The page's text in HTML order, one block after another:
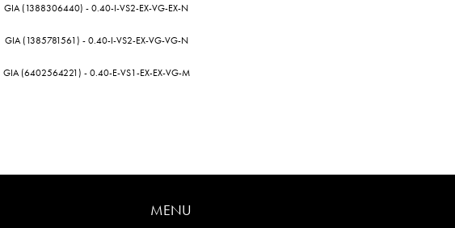
GIA (1388306440) - 0.40-I-VS2-EX-VG-EX-N
GIA (1385781561) - 0.40-I-VS2-EX-VG-VG-N
GIA (6402564221) - 0.40-E-VS1-EX-EX-VG-M
MENU